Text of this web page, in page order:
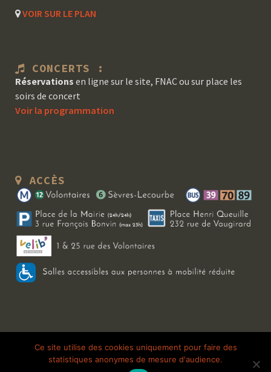
VOIR SUR LE PLAN
CONCERTS :
Réservations en ligne sur le site, FNAC ou sur place les
soirs de concert
Voir la programmation
ACCÈS
Copyright 2026 Le Bal Blomet | Tous droits réservés | Mentions légales
Galerie photo
Ce site utilise des cookies uniquement pour faire des
statistiques anonymes de mesure d'audience.